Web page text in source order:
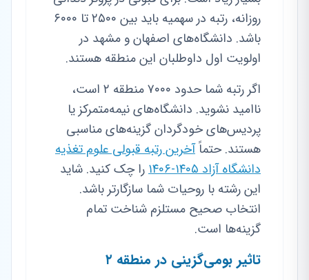
روزانه، رتبه در سهمیه باید بین ۲۵۰۰ تا ۶۰۰۰
باشد. دانشگاه‌های اصفهان و مشهد در
اولویت اول داوطلبان این منطقه هستند.
اگر رتبه شما حدود ۷۰۰۰ منطقه ۲ است،
ناامید نشوید. دانشگاه‌های نیمه‌متمرکز یا
پردیس‌های خودگردان گزینه‌های مناسبی
هستند. حتماًآخرین رتبه قبولی علوم تغذیه
دانشگاه آزاد ۱۴۰۵-۱۴۰۶
را چک کنید. شاید
این رشته با روحیات شما سازگارتر باشد.
انتخاب صحیح مستلزم شناخت تمام
گزینه‌ها است.
تاثیر بومی‌گزینی در منطقه ۲